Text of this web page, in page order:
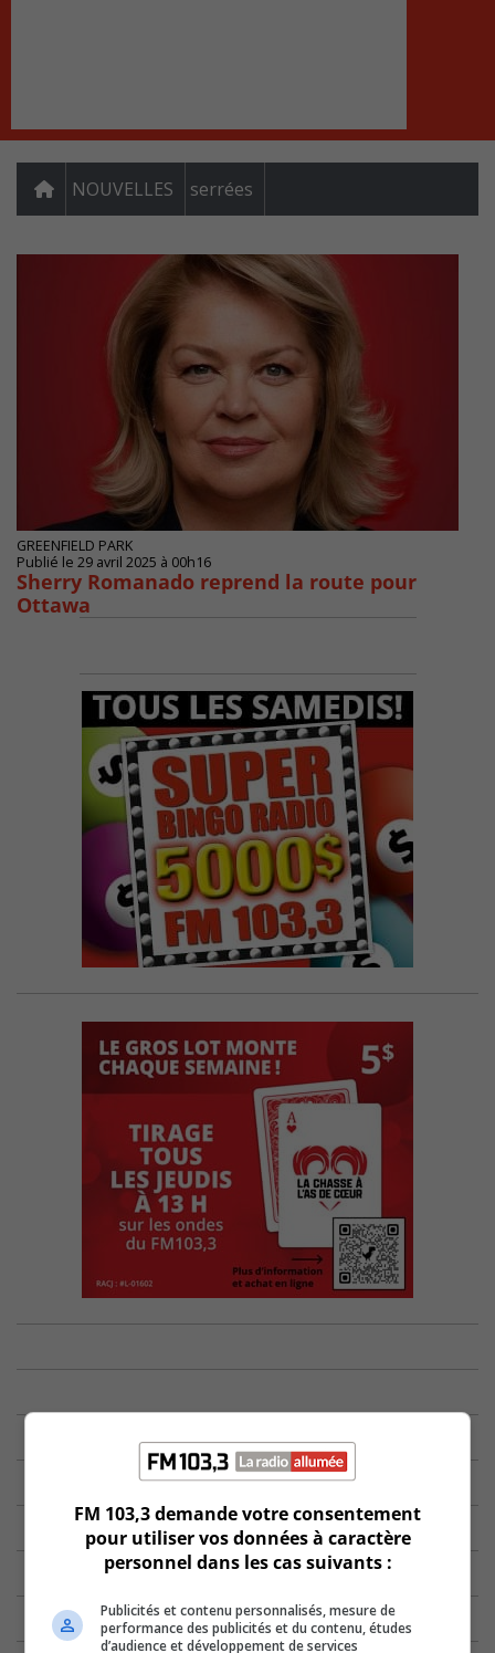
NOUVELLES serrées
GREENFIELD PARK
Publié le 29 avril 2025 à 00h16
Sherry Romanado reprend la route pour
Ottawa
FM 103,3 demande votre consentement
pour utiliser vos données à caractère
personnel dans les cas suivants :
Publicités et contenu personnalisés, mesure de
performance des publicités et du contenu, études
d’audience et développement de services